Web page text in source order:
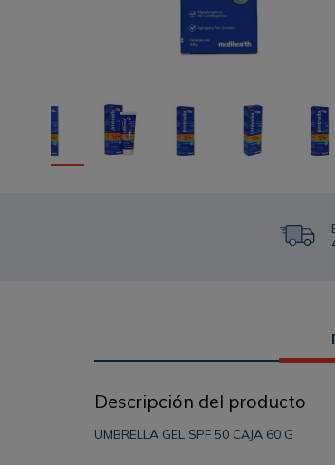
Descripción del producto
UMBRELLA GEL SPF 50 CAJA 60 G